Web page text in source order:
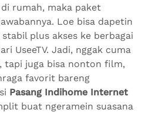
rumah, maka paket
Loe bisa dapetin
plus akses ke berbagai
UseeTV. Jadi, nggak cuma
tapi juga bisa nonton film,
favorit bareng
Pasang Indihome Internet
buat ngeramein suasana